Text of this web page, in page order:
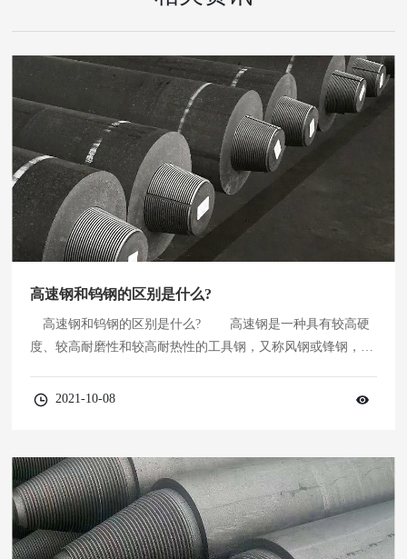
高速钢和钨钢的区别是什么?
高速钢和钨钢的区别是什么? 高速钢是一种具有较高硬
度、较高耐磨性和较高耐热性的工具钢，又称风钢或锋钢，表
称为白钢。 高速钢是成分复杂的合金钢，含有钨、钼、
以上。这是高速钢主要的特性红硬性。碳工具钢在淬火和
2021-10-08